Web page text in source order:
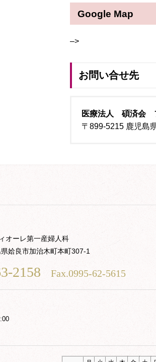
Google Map
–>
お問い合せ先
医療法人 碩済会
〒899-5215 鹿児島
オーレ第一産婦人科
姶良市加治木町本町307-1
2158 Fax.0995-62-5615